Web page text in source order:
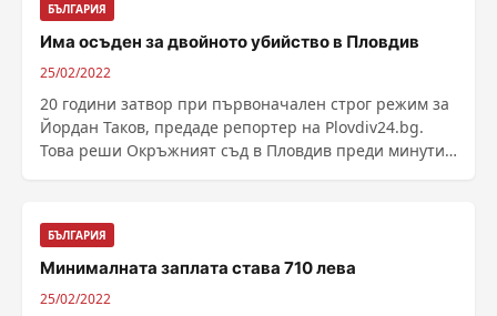
БЪЛГАРИЯ
Има осъден за двойното убийство в Пловдив
25/02/2022
20 години затвор при първоначален строг режим за
Йордан Таков, предаде репортер на Plovdiv24.bg.
Това реши Окръжният съд в Пловдив преди минути.
БЪЛГАРИЯ
Минималната заплата става 710 лева
25/02/2022